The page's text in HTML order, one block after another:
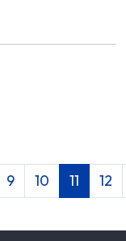
9 10 11 12